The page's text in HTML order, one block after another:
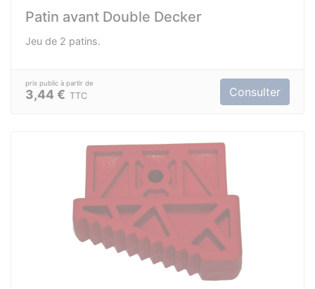
Patin avant Double Decker
Jeu de 2 patins.
3,44 € TTC Consulter